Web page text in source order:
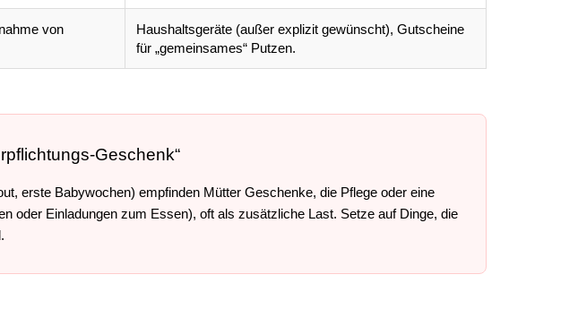
von
Haushaltsgeräte (außer explizit gewünscht), Gutscheine
für „gemeinsames“ Putzen.
Geschenk“
erste Babywochen) empfinden Mütter Geschenke, die Pflege oder eine
oder Einladungen zum Essen), oft als zusätzliche Last. Setze auf Dinge, die